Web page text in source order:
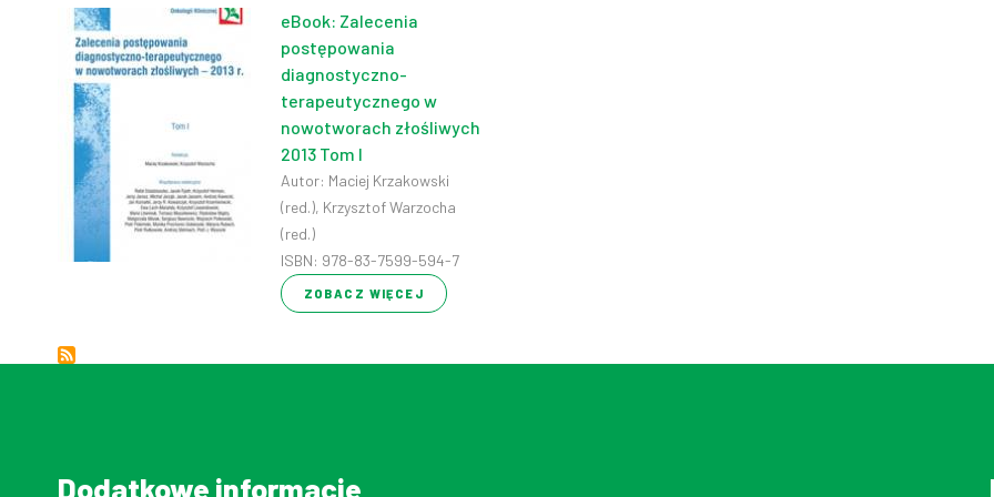
eBook: Zalecenia
postępowania
diagnostyczno-
terapeutycznego w
nowotworach złośliwych
2013 Tom I
Autor: Maciej Krzakowski
(red.), Krzysztof Warzocha
(red.)
ISBN: 978-83-7599-594-7
ZOBACZ WIĘCEJ
Dodatkowe informacje